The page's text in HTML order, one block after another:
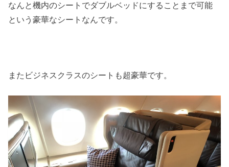
なんと機内のシートでダブルベッドにすることまで可能
という豪華なシートなんです。
またビジネスクラスのシートも超豪華です。